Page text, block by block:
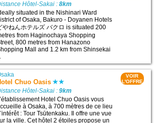
Hôtel-Sakai :8km
situated in the Nishinari Ward
of Osaka, Bakuro - Doyanen Hotels
やねんホテルズ バクロ is situated 200
from Haginochaya Shopping
800 metres from Hanazono
Mall and 1.2 km from Shinsekai
Chuo Oasis
Hôtel-Sakai :9km
Hotel Chuo Oasis vous
à Osaka, à 700 mètres de ce lieu
: Tour Tsūtenkaku. Il offre une vue
la ville. Cet hôtel 2 étoiles propose un
VOIR
L'OFFRE